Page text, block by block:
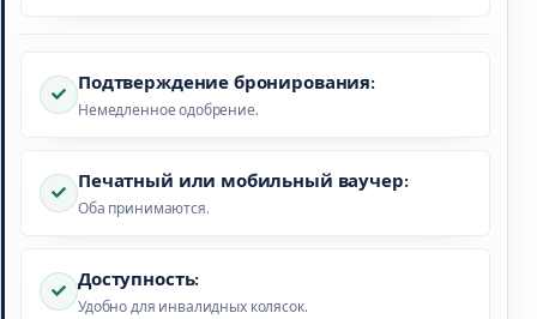
Подтверждение бронирования:
Немедленное одобрение.
Печатный или мобильный ваучер:
Оба принимаются.
Доступность:
Удобно для инвалидных колясок.